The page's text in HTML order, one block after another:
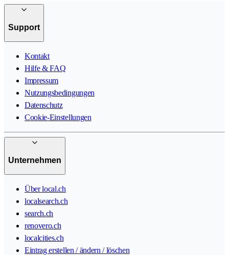
Support
Kontakt
Hilfe & FAQ
Impressum
Nutzungsbedingungen
Datenschutz
Cookie-Einstellungen
Unternehmen
Über local.ch
localsearch.ch
search.ch
renovero.ch
localcities.ch
Eintrag erstellen / ändern / löschen